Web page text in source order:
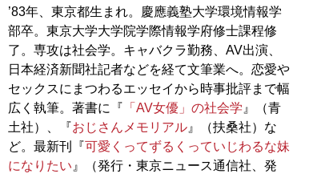
’83年、東京都生まれ。慶應義塾大学環境情報学
部卒。東京大学大学院学際情報学府修士課程修
了。専攻は社会学。キャバクラ勤務、AV出演、
日本経済新聞社記者などを経て文筆業へ。恋愛や
セックスにまつわるエッセイから時事批評まで幅
広く執筆。著書に『 「AV女優」の社会学 』（青
土社）、『おじさんメモリアル 』（扶桑社）な
ど。最新刊『可愛くってずるくっていじわるな妹
になりたい 』（発行・東京ニュース通信社、発